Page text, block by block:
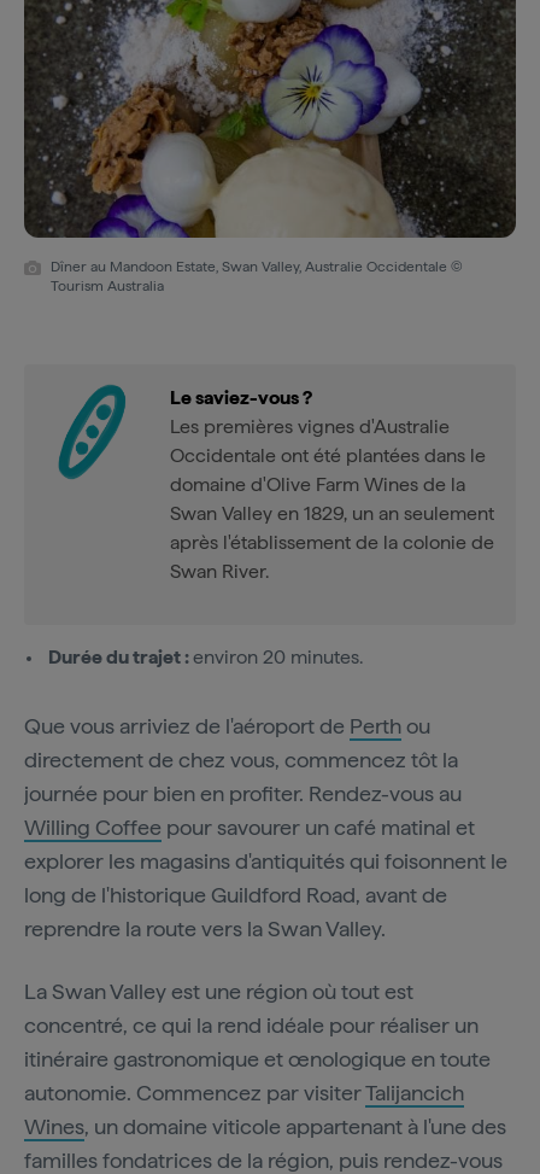
Dîner au Mandoon Estate, Swan Valley, Australie Occidentale ©
Tourism Australia
Le saviez-vous ?
Les premières vignes d'Australie
Occidentale ont été plantées dans le
domaine d'Olive Farm Wines de la
Swan Valley en 1829, un an seulement
après l'établissement de la colonie de
Swan River.
Durée du trajet :environ 20 minutes.
Que vous arriviez de l'aéroport de Perthou
directement de chez vous, commencez tôt la
journée pour bien en profiter. Rendez-vous au
Willing Coffee pour savourer un café matinal et
explorer les magasins d'antiquités qui foisonnent le
long de l'historique Guildford Road, avant de
reprendre la route vers la Swan Valley.
La Swan Valley est une région où tout est
concentré, ce qui la rend idéale pour réaliser un
itinéraire gastronomique et œnologique en toute
autonomie. Commencez par visiterTalijancich
Wines, un domaine viticole appartenant à l'une des
familles fondatrices de la région, puis rendez-vous